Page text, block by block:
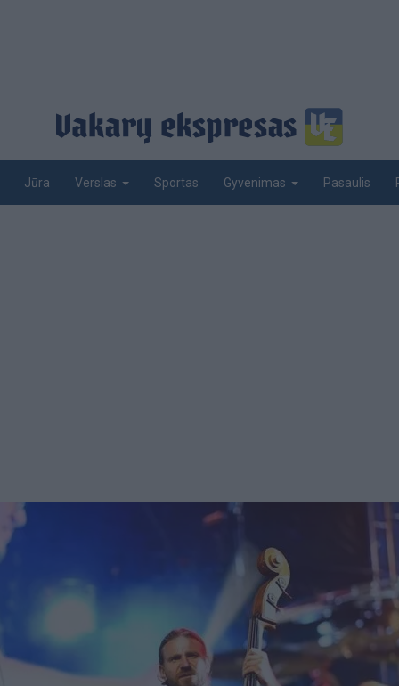
Jūra Verslas Sportas Gyvenimas Pasaulis